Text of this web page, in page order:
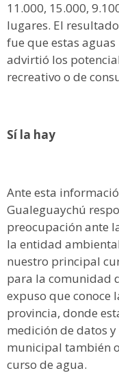
11.000, 15.000,
lugares. El
fue que estas
advirtió los
recreativo o de
Sí la hay
Ante esta
Gualeguaychú
preocupación ante
la entidad
nuestro principal
para la comunidad
expuso que conoce
provincia, donde
medición de datos
municipal también
curso de agua.